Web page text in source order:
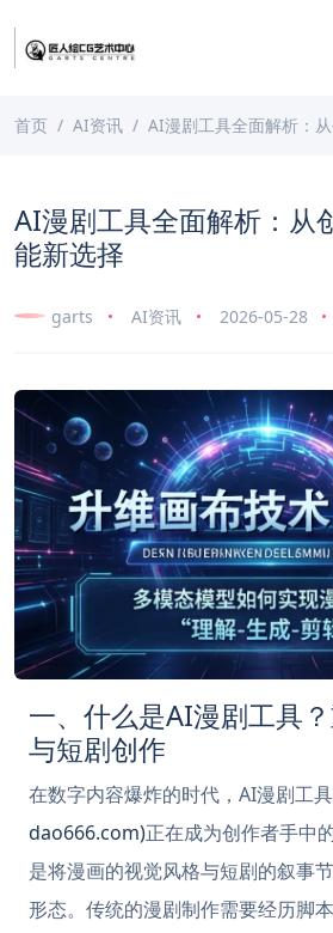
首页 AI资讯 AI漫剧工具全面解析：从创
AI漫剧工具全面解析：从
能新选择
garts AI资讯 2026-05-28
一、什么是AI漫剧工具
与短剧创作
在数字内容爆炸的时代，AI漫剧工具
dao666.com)正在成为创作者手中
是将漫画的视觉风格与短剧的叙事
形态。传统的漫剧制作需要经历脚